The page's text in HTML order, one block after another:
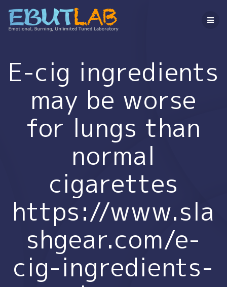
ン
テ
ス
キ
プ
E-cig ingredients
may be worse
for lungs than
normal
cigarettes
https://www.sla
shgear.com/e-
cig-ingredients-